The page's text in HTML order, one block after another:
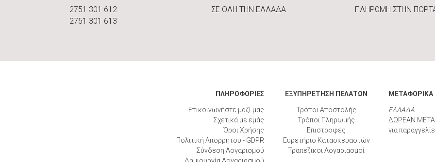
2751 301 612
2751 301 613
ΣΕ ΟΛΗ ΤΗΝ ΕΛΛΑΔΑ ΠΛΗΡΩΜΗ ΣΤΗΝ
ΠΛΗΡΟΦΟΡΙΕΣ
Επικοινωνήστε μαζί μας
Σχετικά με εμάς
Όροι Χρήσης
Πολιτική Απορρήτου - GDPR
Σύνδεση Λογαρισμού
ΕΞΥΠΗΡΕΤΗΣΗ ΠΕΛΑΤΩΝ
Τρόποι Αποστολής
Τρόποι Πληρωμής
Επιστροφές
Ευρετήριο Κατασκευαστών
Τραπεζικοι Λογαριασμοί
ΜΕΤΑΦΟΡΙΚΑ
ΕΛΛΑΔΑ
ΔΩΡΕΑΝ
για